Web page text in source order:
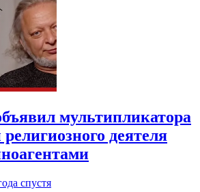
мультипликатора
деятеля
спустя